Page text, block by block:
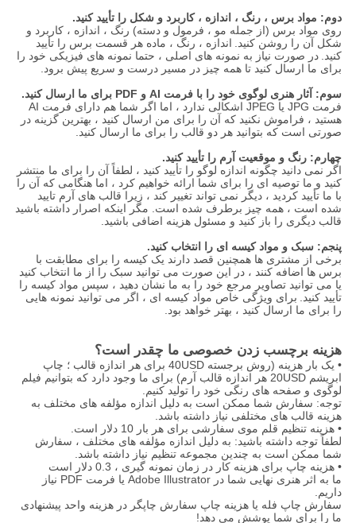
دوم: مواد برس ، رنگ ، اندازه ، کاربرد و شکل را تأیید کنید.
روی مواد برس (از جمله مو ، فرمول و دسته) رنگ ، اندازه ، کاربرد و
شکل آن را روشن کنید. اندازه ، رنگ ، ماده هر قسمت برس را تأیید
کنید. در صورت نیاز به نمونه های اصلی ، حتما نمونه های فیزیکی خود را
برای ما ارسال کنید تا همه چیز در مسیر درست و سریع پیش برود.
سوم: آثار هنری لوگوی خود را با فرمت AI و PDF برای ما ارسال کنید.
فرمت JPG یا JPEG اشکالی ندارد ، اما اگر شما هم دارای فرمت AI
هستید ، فراموش نکنید که آن را برای من ارسال کنید ، بهترین گزینه در
صورتی است که بتوانید هر دو قالب را برای ما ارسال کنید.
چهارم: رنگ و موقعیت آرم را تأیید کنید.
اگر نمی دانید چگونه اندازه لوگو را تأیید کنید ، لطفاً آن را برای ما منتشر
کنید و ما توصیه ای را برای شما ارائه خواهیم کرد ، اما هنگامی که آن را
با ما تأیید کردید ، دیگر نمی تواند تغییر کند ، زیرا قالب های آرم تایید
شده است ، همه چیز برطرف شده است. مگر اینکه اصرار داشته باشید
قالب دیگری را باز کنید و مسئول هزینه اضافی باشید.
پنجم: سبک و مواد کیسه ای را انتخاب کنید.
برخی از مشتری ها همچنین قصد دارند یک کیسه را برای مطابقت با
برس ها اضافه کنند ، در این صورت می توانید سبک را از ما انتخاب کنید
یا می توانید تصاویر مرجع خود را به ما نشان دهید ، سپس مواد کیسه را
تأیید کنید. برای ویژگی خاص مواد کیسه ای ، اگر می توانید نمونه هایی
را برای ما ارسال کنید ، بهتر خواهد بود.
هزینه برچسب زدن خصوصی ما چقدر است؟
• یک بار هزینه (روش برجسته 40USD برای هر اندازه قالب ؛ چاپ
ابریشم 20USD هر اندازه قالب آرم) برای ما وجود دارد که بتوانیم فیلم
لوگوی و صفحه های رنگی خود را تولید کنیم.
توجه: سفارش شما ممکن است به دلیل اندازه مؤلفه های مختلف به
هزینه قالب های مختلفی نیاز داشته باشد.
• هزینه تنظیم قلم موی سفارشی برای هر بار 10 دلار است.
لطفاً توجه داشته باشید: به دلیل اندازه مؤلفه های مختلف ، سفارش
شما ممکن است به چندین مجموعه تنظیم نیاز داشته باشد.
• هزینه چاپ برای هزینه کار در زمان نمونه گیری ، 0.3 دلار است
ما به اثر هنری نهایی شما در Adobe Illustrator یا فرمت PDF نیاز
داریم.
سفارش چاپ فله یا هزینه چاپ سفارش چاپگر در هزینه واحد پیشنهادی
ما را برای شما پوشش می دهد!